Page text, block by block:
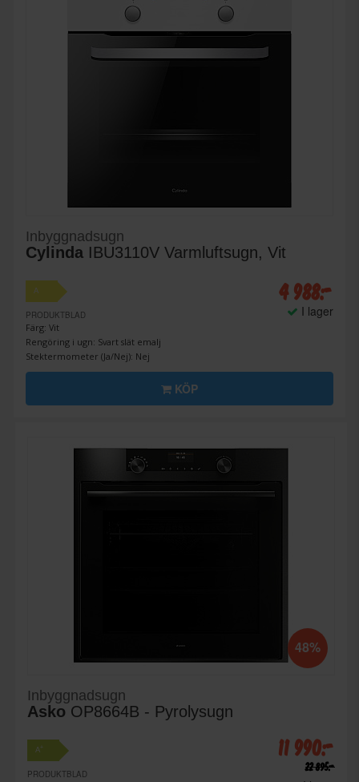
Inbyggnadsugn
Cylinda IBU3110V Varmluftsugn, Vit
A
PRODUKTBLAD
Färg: Vit
Rengöring i ugn: Svart slät emalj
Stektermometer (Ja/Nej): Nej
4 988:-
I lager
KÖP
48%
Inbyggnadsugn
Asko OP8664B - Pyrolysugn
A+
PRODUKTBLAD
11 990:-
22 895:-